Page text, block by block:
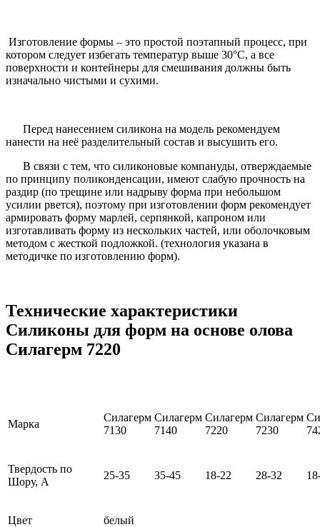
Изготовление формы – это простой поэтапный процесс, при
котором следует избегать температур выше 30°С, а все
поверхности и контейнеры для смешивания должны быть
изначально чистыми и сухими.
Перед нанесением силикона на модель рекомендуем
нанести на неё разделительный состав и высушить его.
В связи с тем, что силиконовые компануды, отверждаемые
по принципу поликонденсации, имеют слабую прочность на
раздир (по трещине или надрыву форма при небольшом
усилии рвется), поэтому при изготовлении форм рекомендует
армировать форму марлей, серпянкой, капроном или
изготавливать форму из нескольких частей, или оболочковым
методом с жесткой подложкой. (технология указана в
методичке по изготовлению форм).
Технические характеристики
Силиконы для форм на основе олова
Силагерм 7220
Марка
Силагерм
7130
Силагерм
7140
Силагерм
7220
Силагерм
7230
Твердость по
Шору, А
25-35 35-45 18-22 28-32
Цвет белый